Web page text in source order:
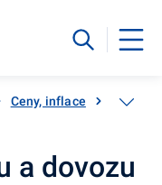
Ceny, inflace Ceny
a dovozu